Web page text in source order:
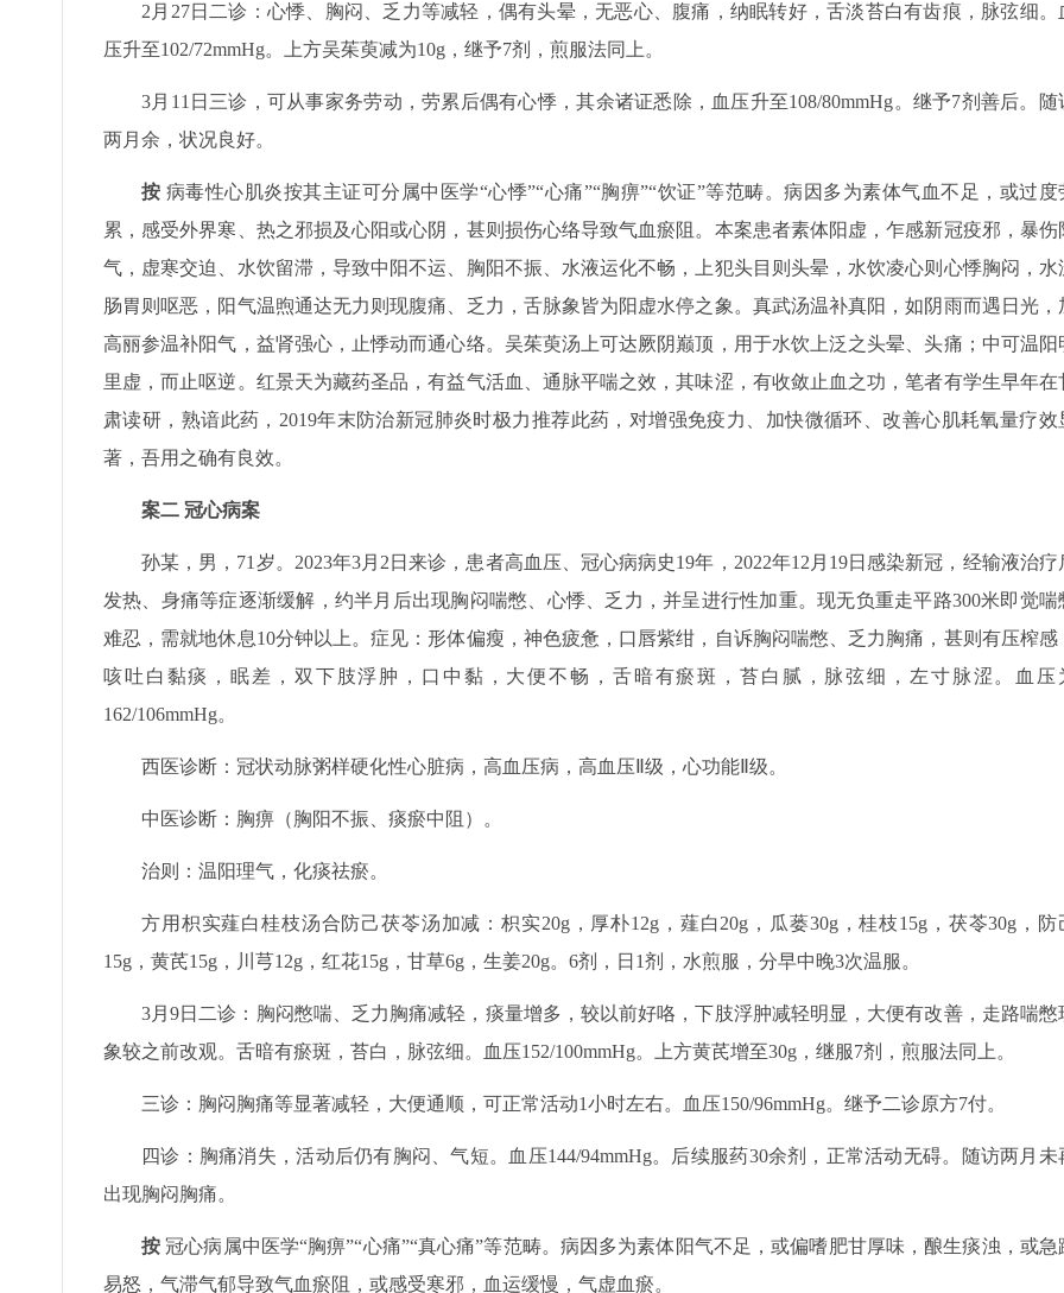
2月27日二诊：心悸、胸闷、乏力等减轻，偶有头晕，无恶心、腹痛，纳眠转好，舌淡苔白有齿痕，脉弦细。
压升至102/72mmHg。上方吴茱萸减为10g，继予7剂，煎服法同上。
3月11日三诊，可从事家务劳动，劳累后偶有心悸，其余诸证悉除，血压升至108/80mmHg。继予7剂善后。随
两月余，状况良好。
按 病毒性心肌炎按其主证可分属中医学“心悸”“心痛”“胸痹”“饮证”等范畴。病因多为素体气血不足，或过度
累，感受外界寒、热之邪损及心阳或心阴，甚则损伤心络导致气血瘀阻。本案患者素体阳虚，乍感新冠疫邪，暴伤
气，虚寒交迫、水饮留滞，导致中阳不运、胸阳不振、水液运化不畅，上犯头目则头晕，水饮凌心则心悸胸闷，水
肠胃则呕恶，阳气温煦通达无力则现腹痛、乏力，舌脉象皆为阳虚水停之象。真武汤温补真阳，如阴雨而遇日光，
高丽参温补阳气，益肾强心，止悸动而通心络。吴茱萸汤上可达厥阴巅顶，用于水饮上泛之头晕、头痛；中可温阳
里虚，而止呕逆。红景天为藏药圣品，有益气活血、通脉平喘之效，其味涩，有收敛止血之功，笔者有学生早年在
肃读研，熟谙此药，2019年末防治新冠肺炎时极力推荐此药，对增强免疫力、加快微循环、改善心肌耗氧量疗效
著，吾用之确有良效。
案二 冠心病案
孙某，男，71岁。2023年3月2日来诊，患者高血压、冠心病病史19年，2022年12月19日感染新冠，经输液治疗
发热、身痛等症逐渐缓解，约半月后出现胸闷喘憋、心悸、乏力，并呈进行性加重。现无负重走平路300米即觉喘
难忍，需就地休息10分钟以上。症见：形体偏瘦，神色疲惫，口唇紫绀，自诉胸闷喘憋、乏力胸痛，甚则有压榨感
咳吐白黏痰，眠差，双下肢浮肿，口中黏，大便不畅，舌暗有瘀斑，苔白腻，脉弦细，左寸脉涩。血压
162/106mmHg。
西医诊断：冠状动脉粥样硬化性心脏病，高血压病，高血压Ⅱ级，心功能Ⅱ级。
中医诊断：胸痹（胸阳不振、痰瘀中阻）。
治则：温阳理气，化痰祛瘀。
方用枳实薤白桂枝汤合防己茯苓汤加减：枳实20g，厚朴12g，薤白20g，瓜蒌30g，桂枝15g，茯苓30g，防
15g，黄芪15g，川芎12g，红花15g，甘草6g，生姜20g。6剂，日1剂，水煎服，分早中晚3次温服。
3月9日二诊：胸闷憋喘、乏力胸痛减轻，痰量增多，较以前好咯，下肢浮肿减轻明显，大便有改善，走路喘憋
象较之前改观。舌暗有瘀斑，苔白，脉弦细。血压152/100mmHg。上方黄芪增至30g，继服7剂，煎服法同上。
三诊：胸闷胸痛等显著减轻，大便通顺，可正常活动1小时左右。血压150/96mmHg。继予二诊原方7付。
四诊：胸痛消失，活动后仍有胸闷、气短。血压144/94mmHg。后续服药30余剂，正常活动无碍。随访两月未
出现胸闷胸痛。
按 冠心病属中医学“胸痹”“心痛”“真心痛”等范畴。病因多为素体阳气不足，或偏嗜肥甘厚味，酿生痰浊，或急
易怒，气滞气郁导致气血瘀阻，或感受寒邪，血运缓慢，气虚血瘀。